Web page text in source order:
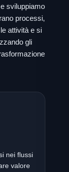
sviluppiamo
processi,
attività e si
gli
nei flussi
valore